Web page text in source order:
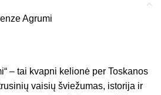
Agrumi
– tai kvapni kelionė per Toskanos
vaisių šviežumas, istorija ir